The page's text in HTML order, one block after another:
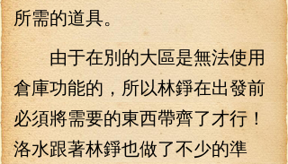
所需的道具。
由于在別的大區是無法使用
倉庫功能的，所以林錚在出發前
必須將需要的東西帶齊了才行！
洛水跟著林錚也做了不少的準